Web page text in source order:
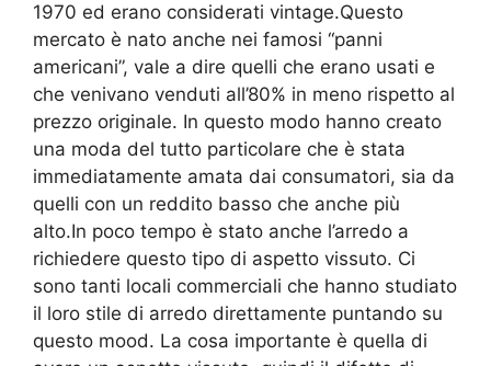
1970 ed erano considerati vintage.Questo
mercato è nato anche nei famosi “panni
americani”, vale a dire quelli che erano usati e
che venivano venduti all’80% in meno rispetto al
prezzo originale. In questo modo hanno creato
una moda del tutto particolare che è stata
immediatamente amata dai consumatori, sia da
quelli con un reddito basso che anche più
alto.In poco tempo è stato anche l’arredo a
richiedere questo tipo di aspetto vissuto. Ci
sono tanti locali commerciali che hanno studiato
il loro stile di arredo direttamente puntando su
questo mood. La cosa importante è quella di